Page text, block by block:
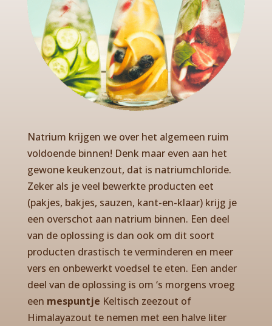
Natrium krijgen we over het algemeen ruim
voldoende binnen! Denk maar even aan het
gewone keukenzout, dat is natriumchloride.
Zeker als je veel bewerkte producten eet
(pakjes, bakjes, sauzen, kant-en-klaar) krijg je
een overschot aan natrium binnen. Een deel
van de oplossing is dan ook om dit soort
producten drastisch te verminderen en meer
vers en onbewerkt voedsel te eten. Een ander
deel van de oplossing is om ‘s morgens vroeg
een mespuntje Keltisch zeezout of
Himalayazout te nemen met een halve liter